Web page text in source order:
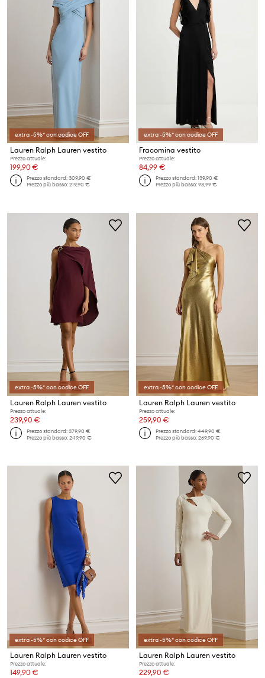
extra -5%* con codice OFF
Lauren Ralph Lauren vestito
Prezzo attuale:
199,90 €
Prezzo standard:309,90 €
Prezzo più basso:219,90 €
extra -5%* con codice OFF
Fracomina vestito
Prezzo attuale:
84,99 €
Prezzo standard:139,90 €
Prezzo più basso:93,99 €
extra -5%* con codice OFF
Lauren Ralph Lauren vestito
Prezzo attuale:
239,90 €
Prezzo standard:379,90 €
Prezzo più basso:249,90 €
extra -5%* con codice OFF
Lauren Ralph Lauren vestito
Prezzo attuale:
259,90 €
Prezzo standard:449,90 €
Prezzo più basso:269,90 €
extra -5%* con codice OFF
Lauren Ralph Lauren vestito
Prezzo attuale:
149,90 €
extra -5%* con codice OFF
Lauren Ralph Lauren vestito
Prezzo attuale:
229,90 €